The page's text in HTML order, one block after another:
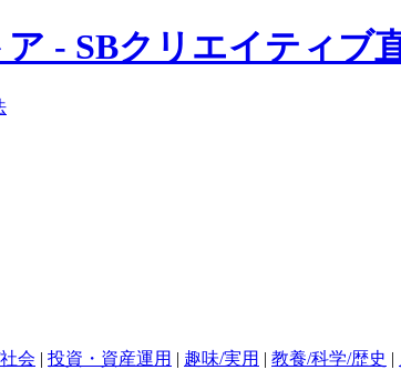
会 | 投資・資産運用 | 趣味/実用 | 教養/科学/歴史 |